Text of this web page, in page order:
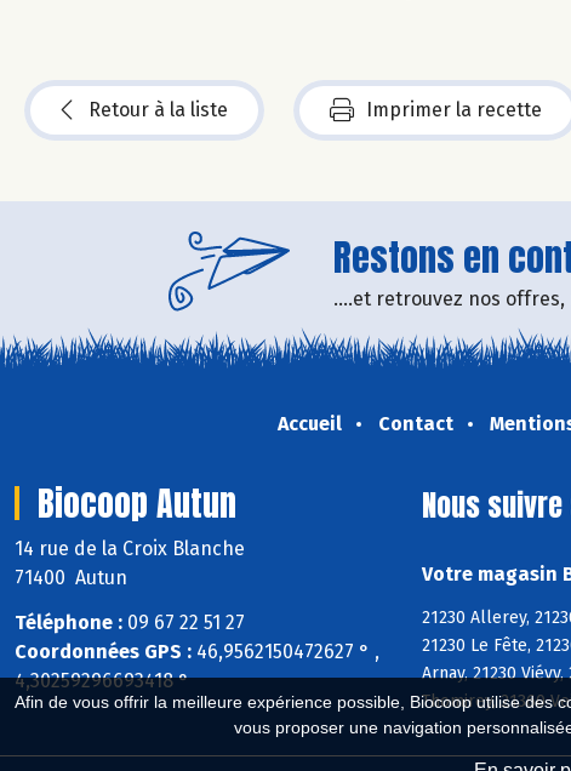
Afin de vous offrir la meilleure expérience possible, Biocoop utilise
vous proposer une navigation
Retour à la liste Imprimer la recette
Restons en
....et retrouvez nos
Accueil Contact
Biocoop Autun
14 rue de la Croix Blanche
71400 Autun
Téléphone : 09 67 22 51 27
Coordonnées GPS : 46,9562150472627 ° ,
4,30259296693418 °
Nous
Votre magasin
21230 Allerey,
21230 Le Fête,
Arnay, 21230
Thomirey, 21360